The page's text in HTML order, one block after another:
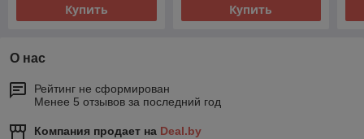
Купить Купить
О нас
Рейтинг не сформирован
Менее 5 отзывов за последний год
Компания продает на Deal.by